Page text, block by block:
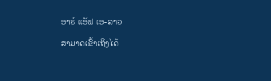
ອາຣ໌ ແອັຟ ເອ-ລາວ
ສາມາດເຂົ້າເຖິງໄດ້